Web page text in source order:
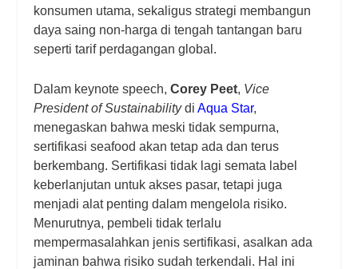
konsumen utama, sekaligus strategi membangun
daya saing non-harga di tengah tantangan baru
seperti tarif perdagangan global.
Dalam keynote speech,Corey Peet, Vice
President of SustainabilitydiAqua Star,
menegaskan bahwa meski tidak sempurna,
sertifikasi seafood akan tetap ada dan terus
berkembang. Sertifikasi tidak lagi semata label
keberlanjutan untuk akses pasar, tetapi juga
menjadi alat penting dalam mengelola risiko.
Menurutnya, pembeli tidak terlalu
mempermasalahkan jenis sertifikasi, asalkan ada
jaminan bahwa risiko sudah terkendali. Hal ini